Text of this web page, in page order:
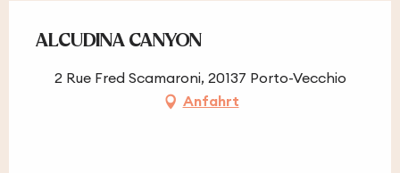
ALCUDINA CANYON
2 Rue Fred Scamaroni, 20137 Porto-Vecchio
Anfahrt